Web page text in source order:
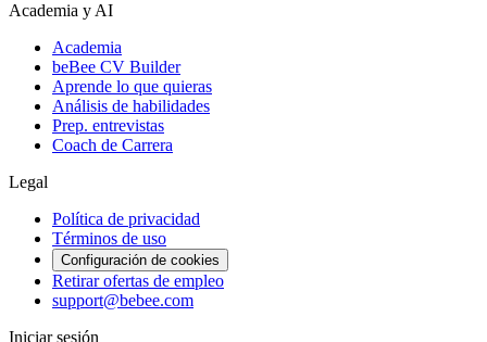
Academia y AI
Academia
beBee CV Builder
Aprende lo que quieras
Análisis de habilidades
Prep. entrevistas
Coach de Carrera
Legal
Política de privacidad
Términos de uso
Configuración de cookies
Retirar ofertas de empleo
support@bebee.com
Iniciar sesión